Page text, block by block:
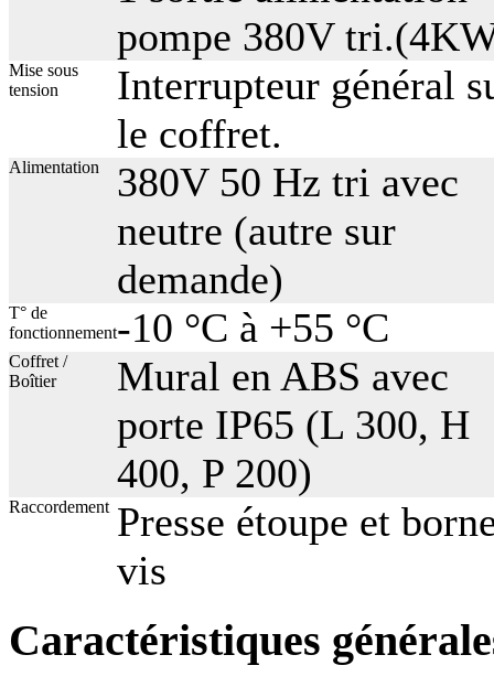
pompe 380V
Mise sous
tension
Interrupteur général
le coffret.
Alimentation
380V 50 Hz tri avec
neutre (autre sur
demande)
T° de
fonctionnement-10 °C à +55 °C
Coffret /
Boîtier
Mural en ABS avec
porte IP65 (L 300, H
400, P 200)
Raccordement Presse étoupe et
vis
Caractéristiques